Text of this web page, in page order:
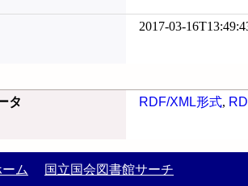
2017-03-
タ RDF/XML形式,
ム 国立国会図書館サーチ